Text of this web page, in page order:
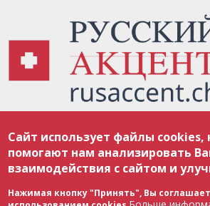
соответствии с законодательством Швейцарии об
международными соглашениями. Полное или
материалов возможно только с разрешения
или частичного воспроизведения материалов
ОБЯЗАТЕЛЬНА АКТИВНАЯ ГИПЕРССЫЛКА на
текст. Фотоизображения, размещенные
ее исключительной собственностью. Полное или
Сайт использует файлы cookies,
помогают нам анализировать
взаимодействия с сайтом и
Нажимая кнопку "Принять", Вы